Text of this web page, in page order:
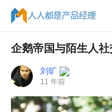
企鹅帝国与陌生人
刘旷
11 年前